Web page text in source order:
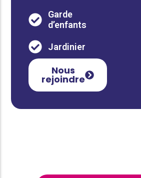
Garde
d’enfants
Jardinier
Nous
rejoindre